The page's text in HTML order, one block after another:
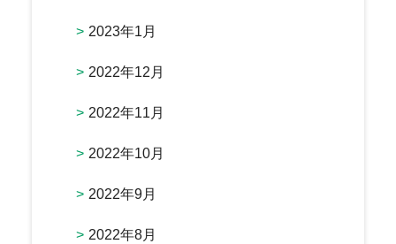
2023年1月
2022年12月
2022年11月
2022年10月
2022年9月
2022年8月